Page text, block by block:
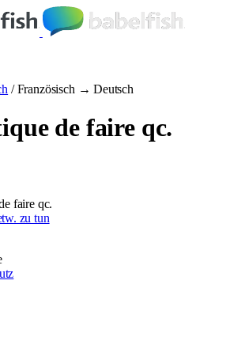
/ Französisch → Deutsch
de faire qc.
faire qc.
zu tun